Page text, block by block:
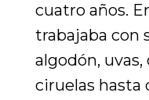
cuatro años.
trabajaba con
algodón, uvas,
ciruelas hasta